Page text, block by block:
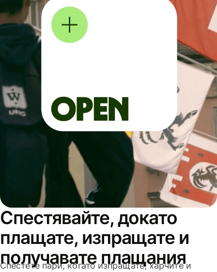
Спестявайте, докато
плащате, изпращате и
получавате плащания
Спестете пари, когато изпращате, харчите и